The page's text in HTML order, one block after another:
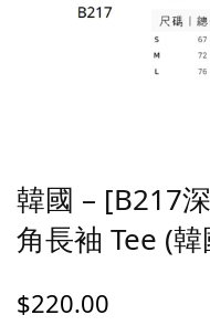
韓國 – [B217
角長袖 Tee (
$220.00